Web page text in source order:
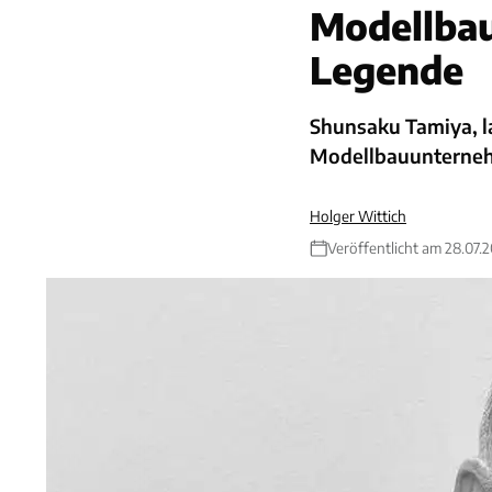
Legende
Shunsaku Tamiya,
Holger Wittich
Veröffentlicht am